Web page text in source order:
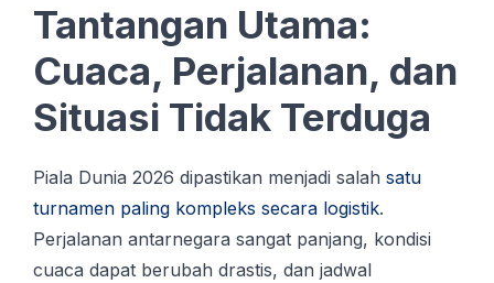
Tantangan Utama:
Cuaca, Perjalanan, dan
Situasi Tidak Terduga
Piala Dunia 2026 dipastikan menjadi salah satu
turnamen paling kompleks secara logistik.
Perjalanan antarnegara sangat panjang, kondisi
cuaca dapat berubah drastis, dan jadwal